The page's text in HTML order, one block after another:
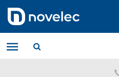
contenido
menú
de
navegación